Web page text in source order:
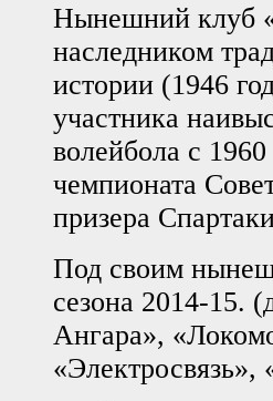
Нынешний клуб
наследником
истории (1946
участника
волейбола с
чемпионата
призера
Под своим
сезона 2014-15.
Ангара»,